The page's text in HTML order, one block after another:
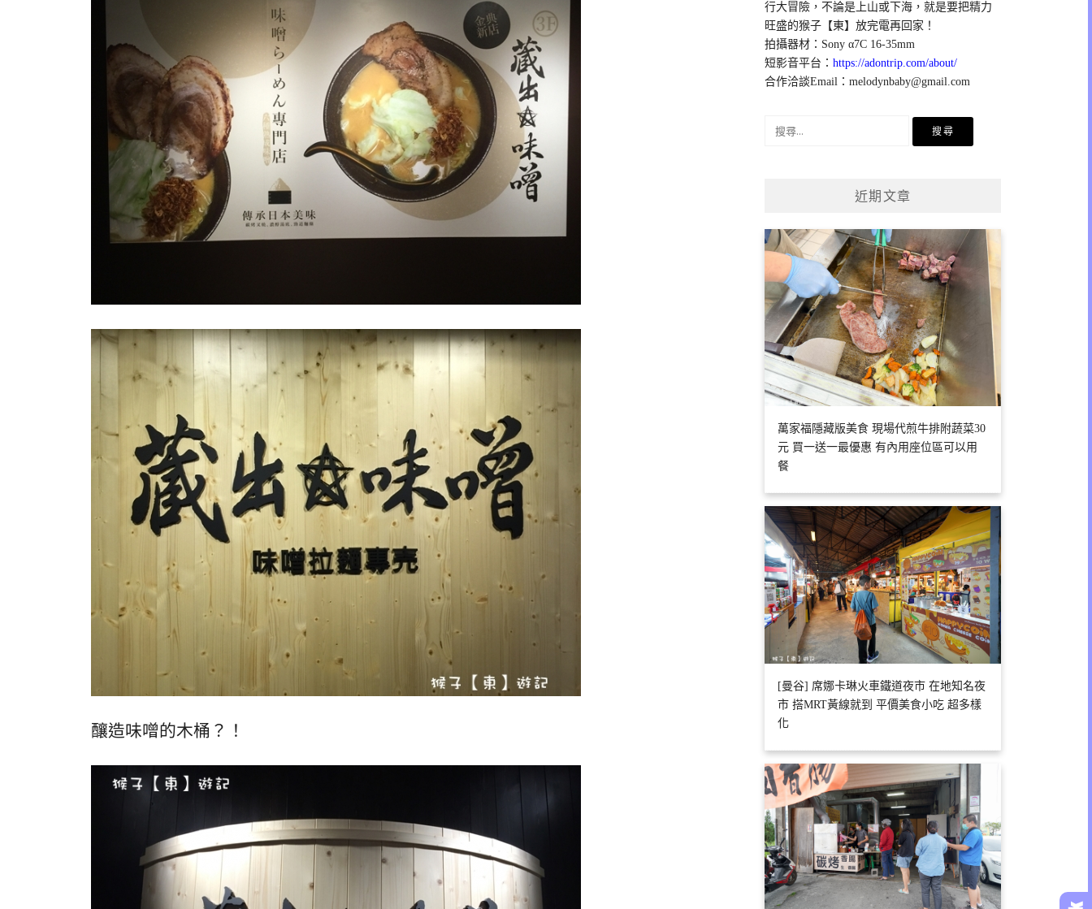
釀造味噌的木桶？！
行大冒險，不論是上山或下海，就是要把精力
旺盛的猴子【東】放完電再回家！
拍攝器材：Sony α7C 16-35mm
短影音平台：https://adontrip.com/about/
合作洽談Email：melodynbaby@gmail.com
近期文章
萬家福隱藏版美食 現場代煎牛排附蔬菜30
元 買一送一最優惠 有內用座位區可以用
餐
[曼谷] 席娜卡琳火車鐵道夜市 在地知名夜
市 搭MRT黃線就到 平價美食小吃 超多樣
化